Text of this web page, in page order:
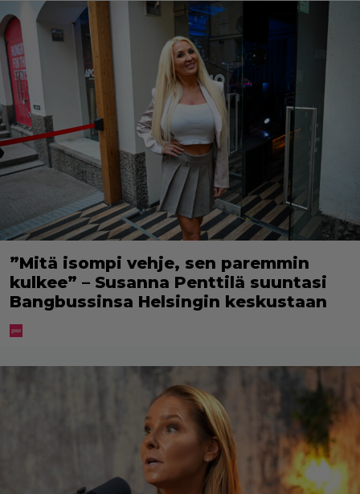
”Mitä isompi vehje, sen paremmin
kulkee” – Susanna Penttilä suuntasi
Bangbussinsa Helsingin keskustaan